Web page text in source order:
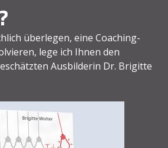
überlegen, eine Coaching-
lege ich Ihnen den
Ausbilderin Dr. Brigitte